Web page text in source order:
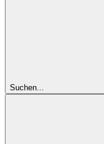
Suchen...